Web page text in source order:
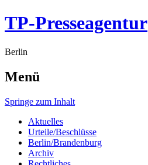
TP-Presseagentur
Berlin
Menü
Springe zum Inhalt
Aktuelles
Urteile/Beschlüsse
Berlin/Brandenburg
Archiv